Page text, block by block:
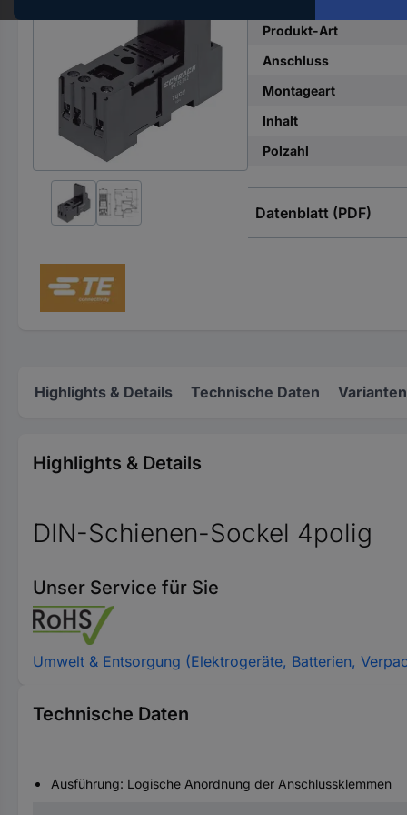
Produkt-Art
Anschluss
Montageart
Inhalt
Polzahl
Datenblatt (PDF)
Highlights & Details Technische Daten Varianten
Highlights & Details
DIN-Schienen-Sockel 4polig
Unser Service für Sie
Umwelt & Entsorgung (Elektrogeräte, Batterien,
Technische Daten
Ausführung: Logische Anordnung der Anschlussklemmen